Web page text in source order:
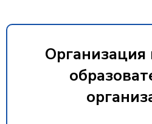
Организация